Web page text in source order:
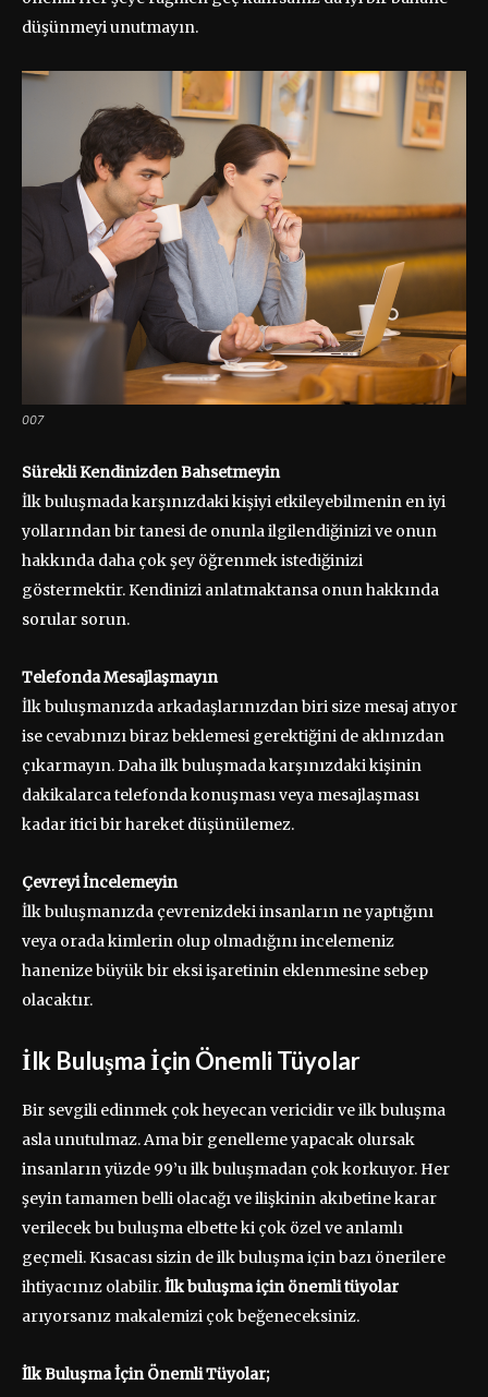
düşünmeyi unutmayın.
007
Sürekli Kendinizden Bahsetmeyin
İlk buluşmada karşınızdaki kişiyi etkileyebilmenin en iyi
yollarından bir tanesi de onunla ilgilendiğinizi ve onun
hakkında daha çok şey öğrenmek istediğinizi
göstermektir. Kendinizi anlatmaktansa onun hakkında
sorular sorun.
Telefonda Mesajlaşmayın
İlk buluşmanızda arkadaşlarınızdan biri size mesaj atıyor
ise cevabınızı biraz beklemesi gerektiğini de aklınızdan
çıkarmayın. Daha ilk buluşmada karşınızdaki kişinin
dakikalarca telefonda konuşması veya mesajlaşması
kadar itici bir hareket düşünülemez.
Çevreyi İncelemeyin
İlk buluşmanızda çevrenizdeki insanların ne yaptığını
veya orada kimlerin olup olmadığını incelemeniz
hanenize büyük bir eksi işaretinin eklenmesine sebep
olacaktır.
İlk Buluşma İçin Önemli Tüyolar
Bir sevgili edinmek çok heyecan vericidir ve ilk buluşma
asla unutulmaz. Ama bir genelleme yapacak olursak
insanların yüzde 99’u ilk buluşmadan çok korkuyor. Her
şeyin tamamen belli olacağı ve ilişkinin akıbetine karar
verilecek bu buluşma elbette ki çok özel ve anlamlı
geçmeli. Kısacası sizin de ilk buluşma için bazı önerilere
ihtiyacınız olabilir.İlk buluşma için önemli tüyolar
arıyorsanız makalemizi çok beğeneceksiniz.
İlk Buluşma İçin Önemli Tüyolar;